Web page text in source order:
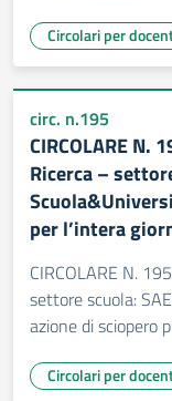
Circolari per
circ. n.195
CIRCOLARE N.
Ricerca –
per l’intera
CIRCOLARE N.
settore scuola:
azione di sciopero
Circolari per